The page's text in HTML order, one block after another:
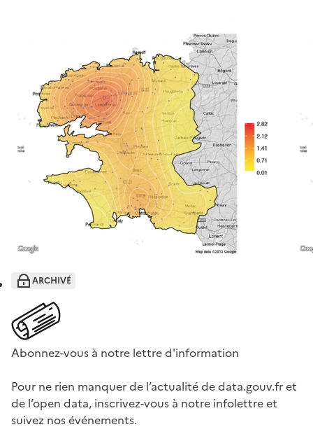
ARCHIVÉ
Abonnez-vous à notre lettre d'information
Pour ne rien manquer de l’actualité de data.gouv.fr et
de l’open data, inscrivez-vous à notre infolettre et
suivez nos événements.